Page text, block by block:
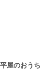
屋のおうち